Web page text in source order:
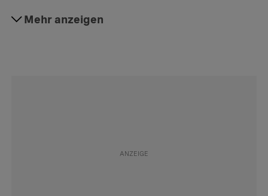
Mehr anzeigen
#Psychologie